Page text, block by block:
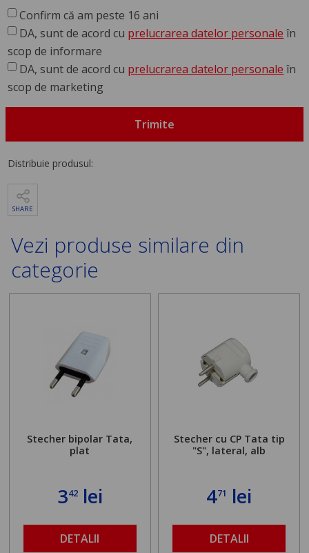
Confirm că am peste 16 ani
DA, sunt de acord cu prelucrarea datelor personale în
scop de informare
DA, sunt de acord cu prelucrarea datelor personale în
scop de marketing
Trimite
Distribuie produsul:
SHARE
Vezi produse similare din
categorie
Stecher bipolar Tata,
plat
342lei
DETALII
Stecher cu CP Tata tip
"S", lateral, alb
471 lei
DETALII